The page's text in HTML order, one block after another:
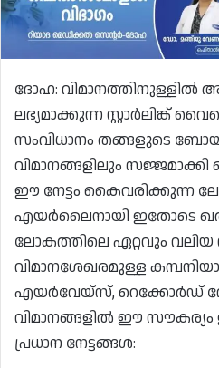
ദോഹ: വിമാനത്തിനുള്ളിൽ
ലഭ്യമാക്കുന്ന സ്റ്റാർലിങ്ക്
സംവിധാനം തങ്ങളുടെ
വിമാനങ്ങളിലും
ഈ നേട്ടം കൈവരിക്കുന്ന
എയർലൈനായി ഇതോടെ
ലോകത്തിലെ ഏറ്റവും വലിയ
വിമാനശേഖരമുള്ള
എയർവേയ്‌സ്, റെക്കോർഡ്
വിമാനങ്ങളിൽ ഈ സൗകര്യം
പ്രധാന നേട്ടങ്ങൾ: